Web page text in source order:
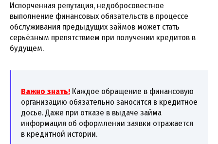
Испорченная репутация, недобросовестное
выполнение финансовых обязательств в процессе
обслуживания предыдущих займов может стать
серьёзным препятствием при получении кредитов в
будущем.
Важно знать! Каждое обращение в финансовую
организацию обязательно заносится в кредитное
досье. Даже при отказе в выдаче займа
информация об оформлении заявки отражается
в кредитной истории.